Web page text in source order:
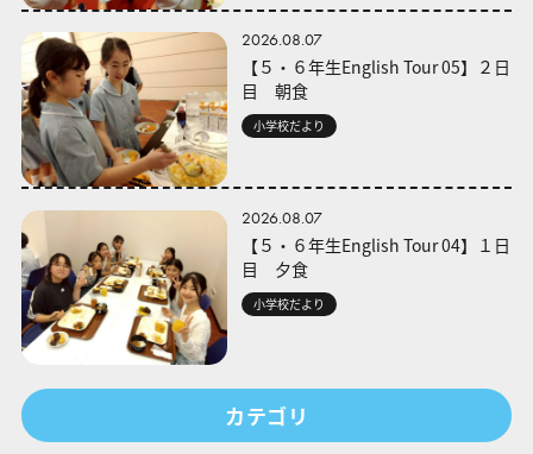
2026.08.07
【５・６年生English Tour 05】２日
目 朝食
小学校だより
2026.08.07
【５・６年生English Tour 04】１日
目 夕食
小学校だより
カテゴリ